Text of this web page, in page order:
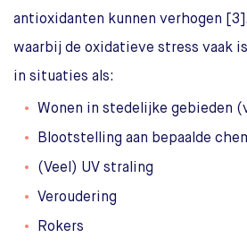
antioxidanten kunnen verhogen
waarbij de oxidatieve stress vaak
in situaties als:
Wonen in stedelijke gebieden
Blootstelling aan bepaalde
(Veel) UV straling
Veroudering
Rokers